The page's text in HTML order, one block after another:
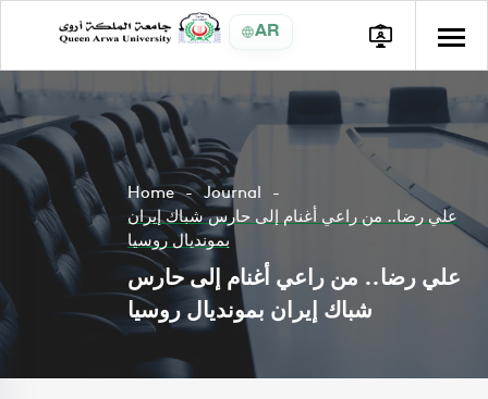
AR
Home
Journal
علي رضا.. من راعي أغنام إلى حارس شباك إيران
بمونديال روسيا
علي رضا.. من راعي أغنام إلى حارس
شباك إيران بمونديال روسيا